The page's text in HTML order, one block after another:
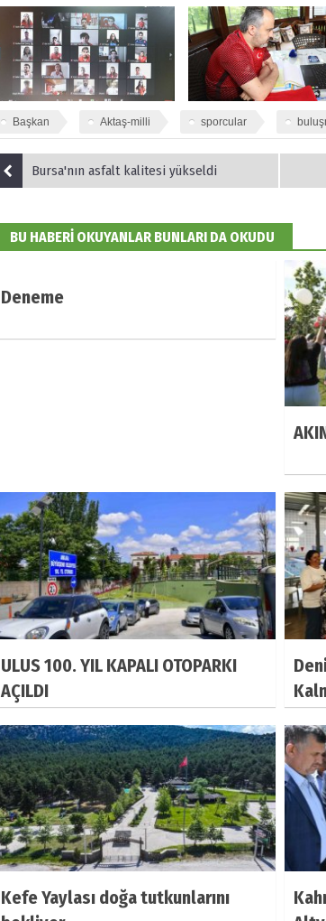
Başkan Aktaş-milli sporcular
Bursa'nın asfalt kalitesi yükseldi
BU HABERİ OKUYANLAR BUNLARI DA OKUDU
Deneme
ULUS 100. YIL KAPALI OTOPARKI
AÇILDI
Kefe Yaylası doğa tutkunlarını